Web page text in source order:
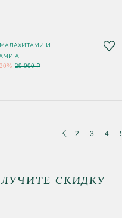
МАЛАХИТАМИ И
AI
29 000 ₽
2 3 4
СКИДКУ